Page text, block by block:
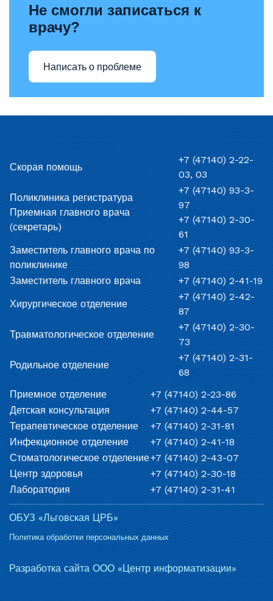
Не смогли записаться к
врачу?
Написать о проблеме
Скорая помощь
+7 (47140) 2-22-
03, 03
Поликлиника регистратура
Приемная главного врача
(секретарь)
+7 (47140) 93-3-
97
+7 (47140) 2-30-
61
Заместитель главного врача по
поликлинике
+7 (47140) 93-3-
98
Заместитель главного врача
+7 (47140) 2-41-19
Хирургическое отделение
+7 (47140) 2-42-
87
Травматологическое отделение
+7 (47140) 2-30-
73
Родильное отделение
+7 (47140) 2-31-
68
Приемное отделение
+7 (47140) 2-23-86
Детская консультация
+7 (47140) 2-44-57
Терапевтическое отделение
+7 (47140) 2-31-81
Инфекционное отделение
+7 (47140) 2-41-18
Стоматологическое отделение+7 (47140) 2-43-07
Центр здоровья
+7 (47140) 2-30-18
Лаборатория
+7 (47140) 2-31-41
ОБУЗ «Льговская ЦРБ»
Политика обработки персональных данных
Разработка сайта ООО «Центр информатизации»